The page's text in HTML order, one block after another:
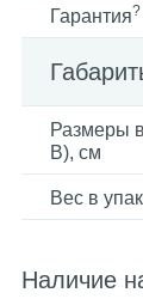
Гарантия?
Размеры
В), см
Вес в
Наличие